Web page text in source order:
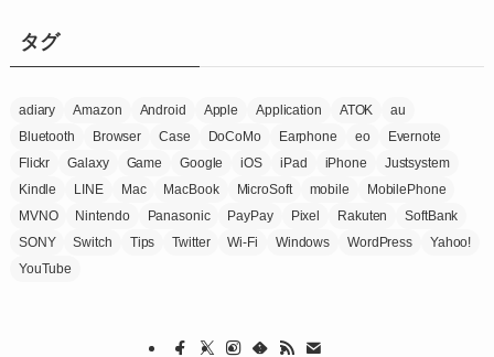
ータグ
adiary Amazon Android Apple Application ATOK
au
Bluetooth
Browser Case DoCoMo Earphone eo
Evernote
Flickr
Galaxy Game Google iOS iPad iPhone
Justsystem
Kindle
LINE Mac MacBook MicroSoft mobile
MobilePhone
MVNO
Nintendo Panasonic PayPay Pixel Rakuten
SoftBank
SONY
Switch Tips Twitter Wi-Fi Windows WordPress
Yahoo!
YouTube